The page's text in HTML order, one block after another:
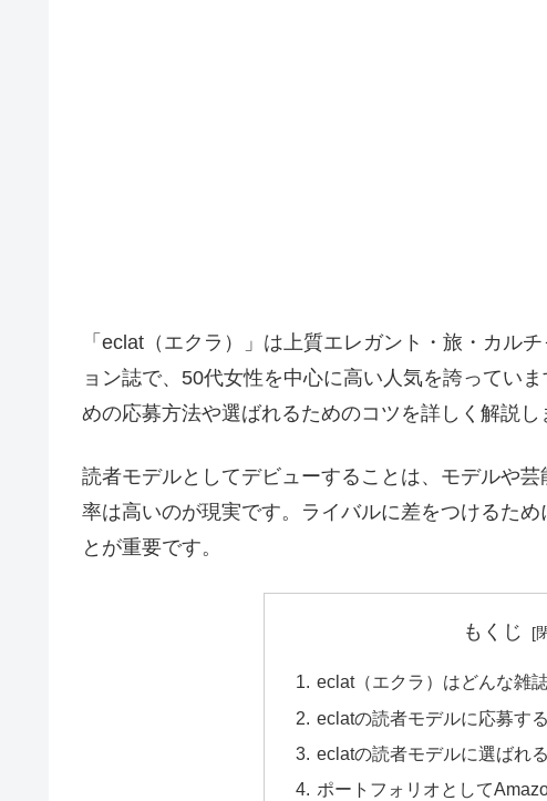
「eclat（エクラ）」は上質エレガント・旅・カル
ョン誌で、50代女性を中心に高い人気を誇ってい
めの応募方法や選ばれるためのコツを詳しく解説し
読者モデルとしてデビューすることは、モデルや
率は高いのが現実です。ライバルに差をつけるため
とが重要です。
もくじ
eclat（エクラ）はどんな雑
eclatの読者モデルに応募す
eclatの読者モデルに選ばれ
ポートフォリオとして